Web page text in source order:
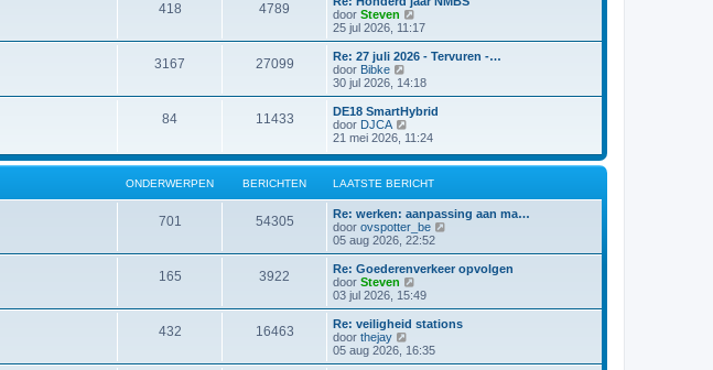
a
t
e
e
r
i
h
t
a
r
i
t
418 4789
door Steven
e
k
i
k
a
a
s
t
e
b
e
r
i
c
h
t
25 jul 2026, 11:17
3167 27099
Re: 27 juli 2026 - Tervuren -…
door Bibke
e
k
i
j
k
a
t
s
t
e
b
e
r
i
c
h
t
30 jul 2026, 14:18
84 11433
DE18 SmartHybrid
door DJCA
e
i
k
l
a
a
t
s
t
e
b
e
r
c
h
21 mei 2026, 11:24
ONDERWERPEN BERICHTEN LAATSTE BERICHT
701 54305
Re: werken: aanpassing aan ma…
door ovspotter_be
k
i
a
05 aug 2026, 22:52
165 3922
Re: Goederenverkeer opvolgen
door Steven
e
k
i
k
03 jul 2026, 15:49
432 16463
Re: veiligheid stations
door thejay
e
k
05 aug 2026, 16:35